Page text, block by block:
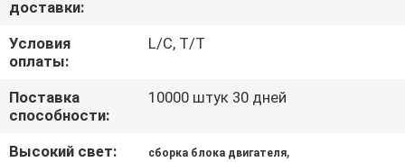
НОВОСТИ
ЦИТАТУ
доставки:
Условия
оплаты:
L/C, T/T
Поставка
способности:
10000 штук 30 дней
Высокий свет: сборка блока двигателя,